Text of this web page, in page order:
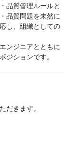
品質管理ルールと
品質問題を未然に
し、組織としての
ンジニアとともに
ジションです。
だきます。